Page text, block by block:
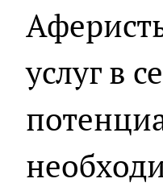
услуг в